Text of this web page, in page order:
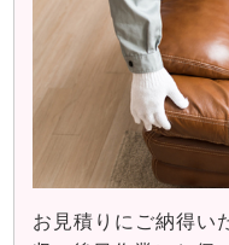
お見積りにご納得い